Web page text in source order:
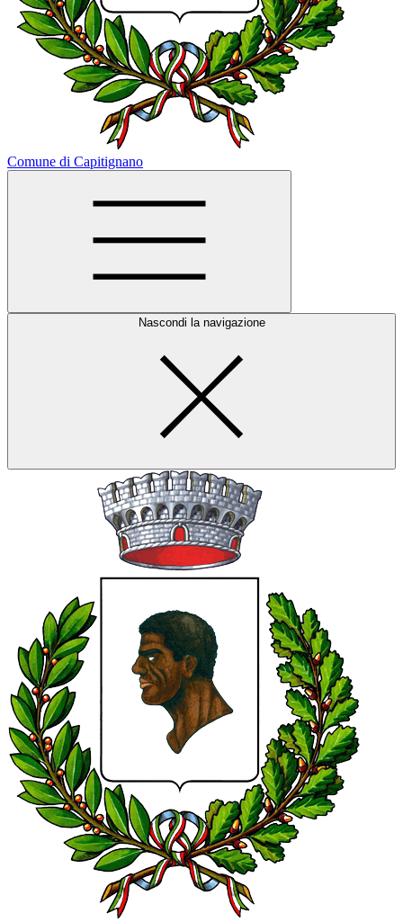
Comune di Capitignano
Nascondi la navigazione